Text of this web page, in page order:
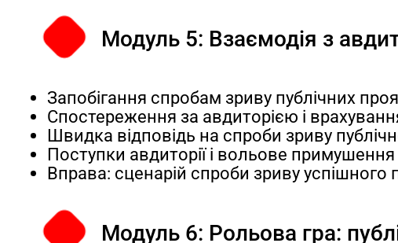
Модуль 5: Взаємодія з
Запобігання спробам зриву публічних
Спостереження за авдиторією і
Швидка відповідь на спроби зриву
Поступки авдиторії і вольове примушення
Вправа: сценарій спроби зриву успішного
Модуль 6: Рольова гра: